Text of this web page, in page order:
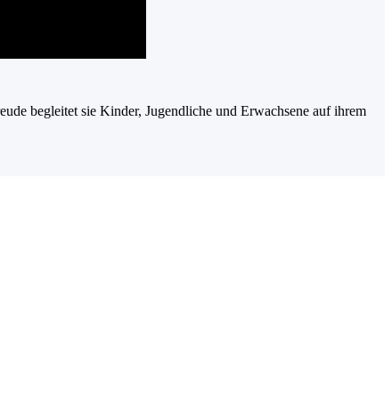
begleitet sie Kinder, Jugendliche und Erwachsene auf ihrem